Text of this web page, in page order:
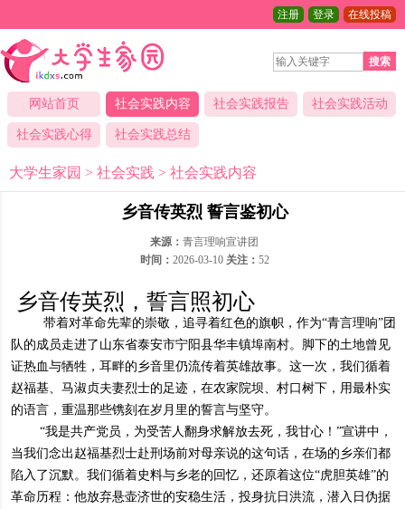
注册 登录 在线投稿
搜索
网站首页 社会实践内容 社会实践报告 社会实践活动
社会实践心得 社会实践总结
大学生家园 > 社会实践 > 社会实践内容
乡音传英烈 誓言鉴初心
来源： 青言理响宣讲团
时间： 2026-03-10 关注： 52
乡音传英烈，誓言照初心
带着对革命先辈的崇敬，追寻着红色的旗帜，作为“青言理响”团
队的成员走进了山东省泰安市宁阳县华丰镇埠南村。脚下的土地曾见
证热血与牺牲，耳畔的乡音里仍流传着英雄故事。这一次，我们循着
赵福基、马淑贞夫妻烈士的足迹，在农家院坝、村口树下，用最朴实
的语言，重温那些镌刻在岁月里的誓言与坚守。
“我是共产党员，为受苦人翻身求解放去死，我甘心！”宣讲中，
当我们念出赵福基烈士赴刑场前对母亲说的这句话，在场的乡亲们都
陷入了沉默。我们循着史料与乡老的回忆，还原着这位“虎胆英雄”的
革命历程：他放弃悬壶济世的安稳生活，投身抗日洪流，潜入日伪据